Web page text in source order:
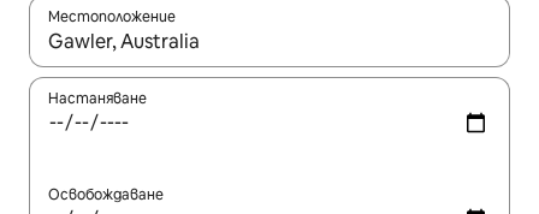
Местоположение
Когато резултатите се покажат, използвайте
Настаняване
Освобождаване